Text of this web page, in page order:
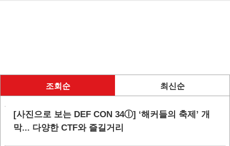
조회순 최신순
[사진으로 보는 DEF CON 34ⓛ] ‘해커들의 축제’ 개
막... 다양한 CTF와 즐길거리